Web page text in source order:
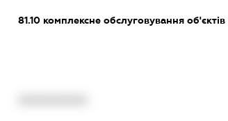
81.10 комплексне обслуговування об'єктів